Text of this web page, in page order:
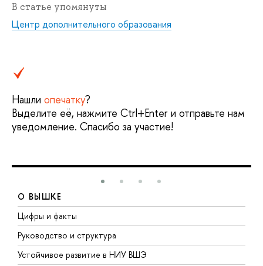
В статье упомянуты
Центр дополнительного образования
Нашли опечатку?
Выделите её, нажмите Ctrl+Enter и отправьте нам
уведомление. Спасибо за участие!
О ВЫШКЕ
Цифры и факты
Руководство и структура
Устойчивое развитие в НИУ ВШЭ